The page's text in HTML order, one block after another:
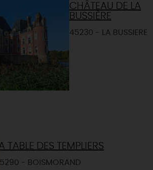
CHÂTEAU DE LA
BUSSIÈRE
45230 - LA BUSSIERE
TABLE DES TEMPLIERS
- BOISMORAND